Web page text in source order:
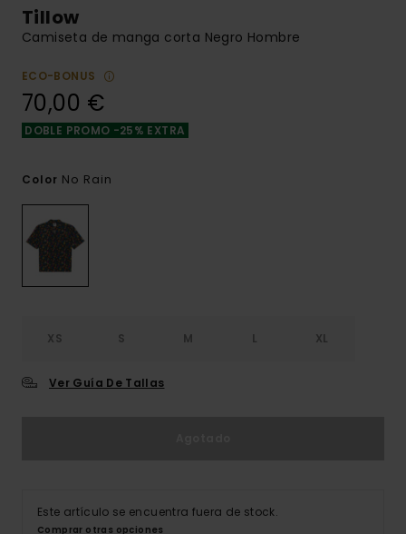
Tillow
Camiseta de manga corta Negro Hombre
ECO-BONUS
70,00 €
DOBLE PROMO -25% EXTRA
Color No Rain
XS S M L XL
Ver Guía De Tallas
Este artículo se encuentra fuera de stock.
Comprar otras opciones